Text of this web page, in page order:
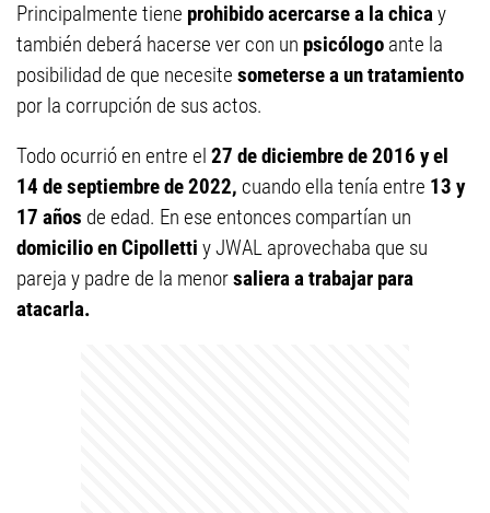
Principalmente tiene prohibido acercarse a la chicay
también deberá hacerse ver con un psicólogo ante la
posibilidad de que necesite someterse a un tratamiento
por la corrupción de sus actos.
Todo ocurrió en entre el 27 de diciembre de 2016 y el
14 de septiembre de 2022, cuando ella tenía entre 13 y
17 años de edad. En ese entonces compartían un
domicilio en Cipolletti y JWAL aprovechaba que su
pareja y padre de la menorsaliera a trabajar para
atacarla.